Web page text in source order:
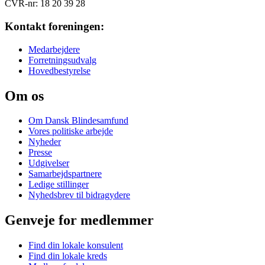
CVR-nr: 18 20 39 28
Kontakt foreningen:
Medarbejdere
Forretningsudvalg
Hovedbestyrelse
Om os
Om Dansk Blindesamfund
Vores politiske arbejde
Nyheder
Presse
Udgivelser
Samarbejdspartnere
Ledige stillinger
Nyhedsbrev til bidragydere
Genveje for medlemmer
Find din lokale konsulent
Find din lokale kreds